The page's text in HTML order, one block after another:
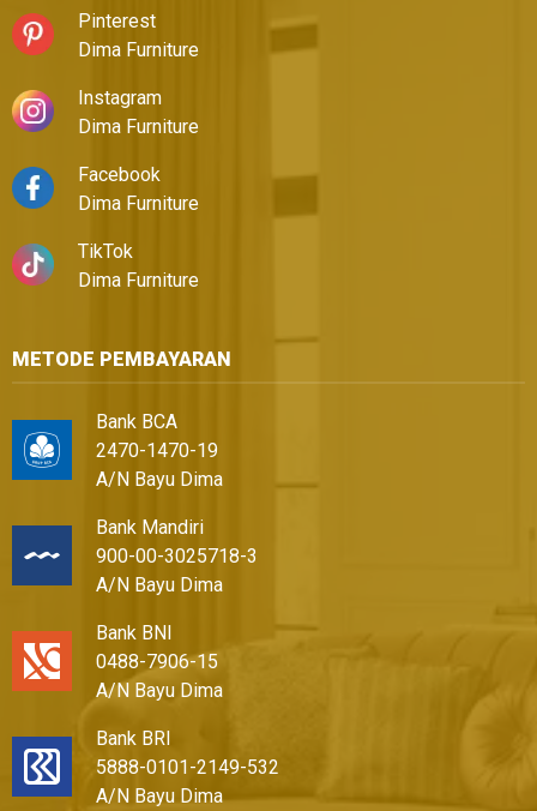
Pinterest
Dima Furniture
Instagram
Dima Furniture
Facebook
Dima Furniture
TikTok
Dima Furniture
METODE PEMBAYARAN
Bank BCA
2470-1470-19
A/N Bayu Dima
Bank Mandiri
900-00-3025718-3
A/N Bayu Dima
Bank BNI
0488-7906-15
A/N Bayu Dima
Bank BRI
5888-0101-2149-532
A/N Bayu Dima